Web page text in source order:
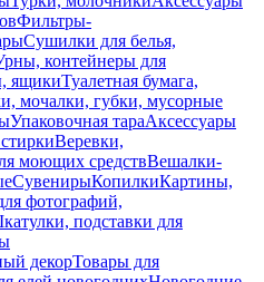
Фильтры-
Сушилки для белья,
контейнеры для
ящикиТуалетная бумага,
мочалки, губки, мусорные
Упаковочная тараАксессуары
Веревки,
моющих средствВешалки-
СувенирыКопилкиКартины,
фотографий,
подставки для
декорТовары для